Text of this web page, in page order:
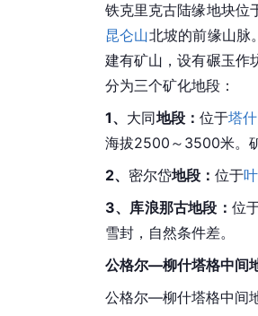
铁克里克古陆缘地块位
昆仑山北坡的前缘山脉
建有矿山，设有碾玉作
分为三个矿化地段：
1、 大同地段：位于塔
海拔2500～3500米。
2、 密尔岱地段： 位于
3、库浪那古地段： 位
雪封，自然条件差。
公格尔—柳什塔格中间
公格尔—柳什塔格中间